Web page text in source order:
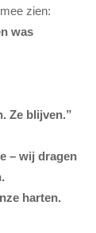
zien:
was
Ze blijven.”
– wij dragen
harten.